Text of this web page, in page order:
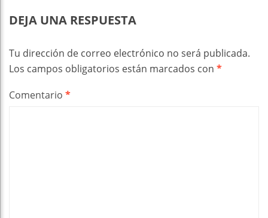
DEJA UNA RESPUESTA
Tu dirección de correo electrónico no será publicada.
Los campos obligatorios están marcados con *
Comentario *